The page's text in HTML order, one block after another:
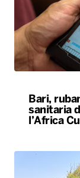
Bari,
sanitaria
l’Africa